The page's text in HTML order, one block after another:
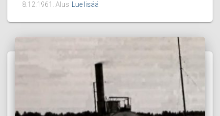
8.12.1961. Alus Lue lisää